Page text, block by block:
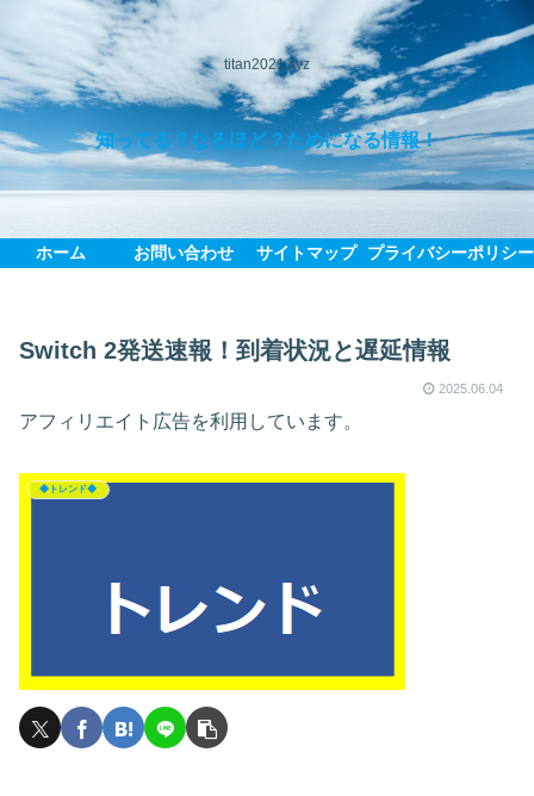
titan2021.xyz
知ってる？なるほど？ためになる情報！
ホーム お問い合わせ サイトマップ プライバシーポリシー
Switch 2発送速報！到着状況と遅延情報
2025.06.04
アフィリエイト広告を利用しています。
◆トレンド◆